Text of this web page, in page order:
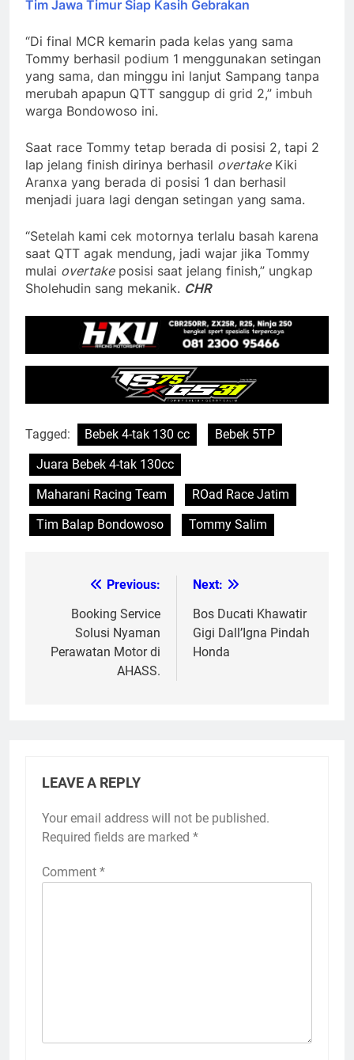
Tim Jawa Timur Siap Kasih Gebrakan
“Di final MCR kemarin pada kelas yang sama
Tommy berhasil podium 1 menggunakan setingan
yang sama, dan minggu ini lanjut Sampang tanpa
merubah apapun QTT sanggup di grid 2,” imbuh
warga Bondowoso ini.
Saat race Tommy tetap berada di posisi 2, tapi 2
lap jelang finish dirinya berhasil overtakeKiki
Aranxa yang berada di posisi 1 dan berhasil
menjadi juara lagi dengan setingan yang sama.
“Setelah kami cek motornya terlalu basah karena
saat QTT agak mendung, jadi wajar jika Tommy
mulai overtakeposisi saat jelang finish,” ungkap
Sholehudin sang mekanik. CHR
Tagged: Bebek 4-tak 130 cc
Bebek 5TP
Juara Bebek 4-tak 130cc
Maharani Racing Team
ROad Race Jatim
Tim Balap Bondowoso
Tommy Salim
navigation
Previous:
Booking Service
Solusi Nyaman
Perawatan Motor di
AHASS.
Next:
Bos Ducati Khawatir
Gigi Dall’Igna Pindah
Honda
LEAVE A REPLY
Your email address will not be published.
Required fields are marked *
Comment *